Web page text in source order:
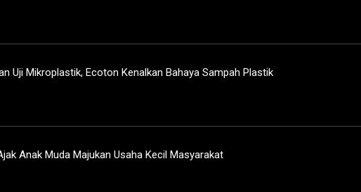
Uji Mikroplastik, Ecoton Kenalkan Bahaya Sampah Plastik
Anak Muda Majukan Usaha Kecil Masyarakat